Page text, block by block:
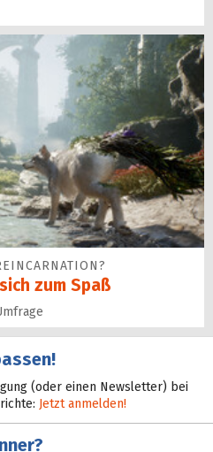
zum Spaß
(oder einen Newsletter) bei
Jetzt anmelden!